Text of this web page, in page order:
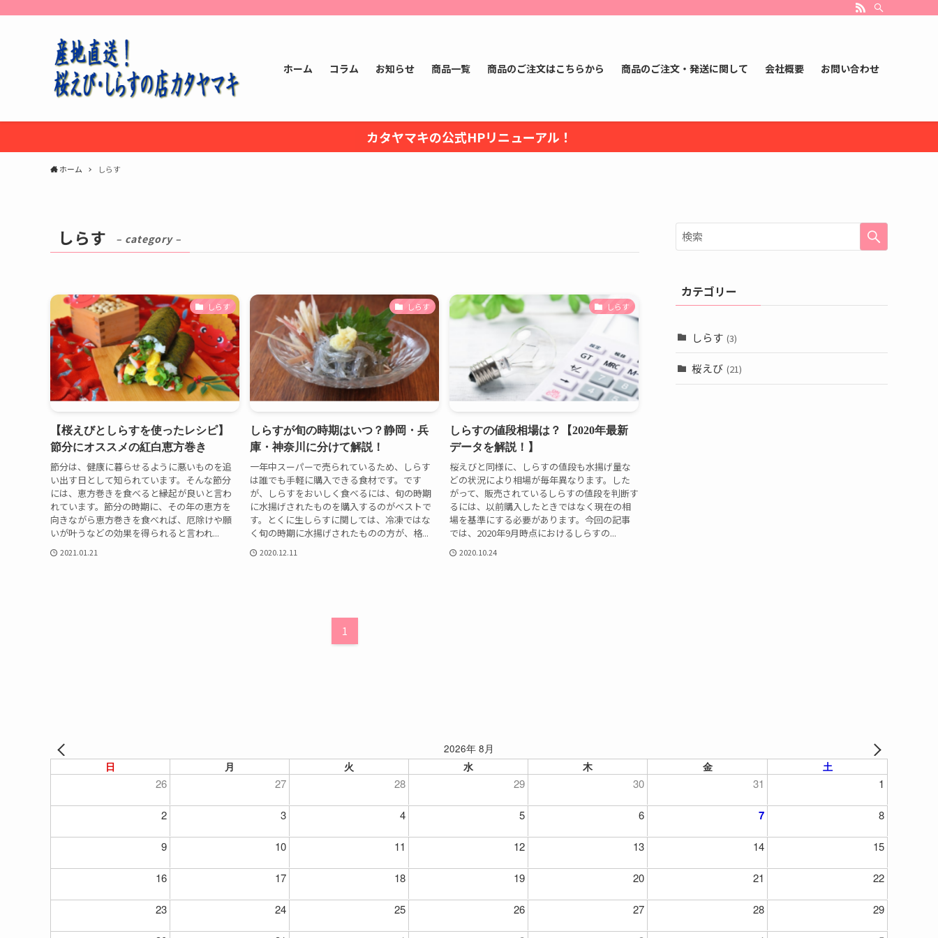
ホーム コラム お知らせ 商品一覧 商品のご注文はこちらから 商品のご注文・発送に関して 会社概要 お問い合わせ
カタヤマキの公式HPリニューアル！
ホーム しらす
しらす – category –
しらす
【桜えびとしらすを使ったレシピ】
節分にオススメの紅白恵方巻き
節分は、健康に暮らせるように悪いものを追
い出す日として知られています。そんな節分
には、恵方巻きを食べると縁起が良いと言わ
れています。節分の時期に、その年の恵方を
向きながら恵方巻きを食べれば、厄除けや願
いが叶うなどの効果を得られると言われ...
2021.01.21
しらす
しらすが旬の時期はいつ？静岡・兵
庫・神奈川に分けて解説！
一年中スーパーで売られているため、しらす
は誰でも手軽に購入できる食材です。です
が、しらすをおいしく食べるには、旬の時期
に水揚げされたものを購入するのがベストで
す。とくに生しらすに関しては、冷凍ではな
く旬の時期に水揚げされたものの方が、格...
2020.12.11
しらす
しらすの値段相場は？【2020年最新
データを解説！】
桜えびと同様に、しらすの値段も水揚げ量な
どの状況により相場が毎年異なります。した
がって、販売されているしらすの値段を判断す
るには、以前購入したときではなく現在の相
場を基準にする必要があります。今回の記事
では、2020年9月時点におけるしらすの...
2020.10.24
1
カテゴリー
しらす (3)
桜えび (21)
2026年 8月
日
月 火 水 木 金 土
26 27 28 29 30 31 1
2 3 4 5 6 7 8
9 10 11 12 13 14 15
16 17 18 19 20 21 22
23 24 25 26 27 28 29